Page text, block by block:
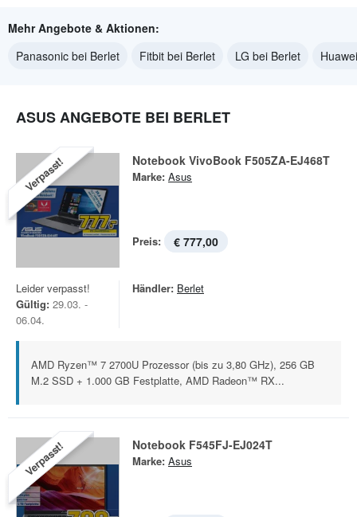
Mehr Angebote & Aktionen:
Panasonic bei Berlet
Fitbit bei Berlet LG bei Berlet
ASUS ANGEBOTE BEI BERLET
Verpasst! Notebook VivoBook F505ZA-EJ468T
Marke: Asus
Preis: € 777,00
Leider verpasst!
Gültig: 29.03. -
06.04.
Händler: Berlet
AMD Ryzen™ 7 2700U Prozessor (bis zu 3,80 GHz), 256 GB
M.2 SSD + 1.000 GB Festplatte, AMD Radeon™ RX...
Verpasst! Notebook F545FJ-EJ024T
Marke: Asus